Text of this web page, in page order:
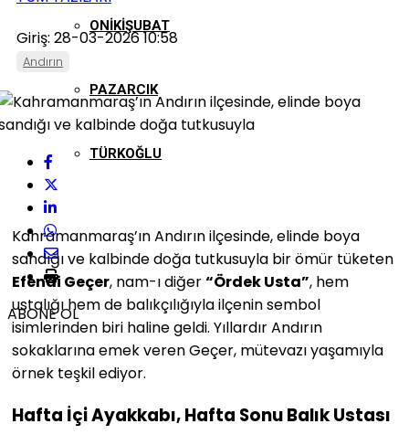
ONIKIŞUBAT
PAZARCIK
TÜRKOĞLU
Giriş: 28-03-2026 10:58
Andırın
ABONE OL
Kahramanmaraş’ın Andırın ilçesinde, elinde boya
sandığı ve kalbinde doğa tutkusuyla bir ömür tüketen
Efendi Geçer, nam-ı diğer“Ördek Usta”, hem
ustalığı hem de balıkçılığıyla ilçenin sembol
isimlerinden biri haline geldi. Yıllardır Andırın
sokaklarına emek veren Geçer, mütevazı yaşamıyla
örnek teşkil ediyor.
Hafta İçi Ayakkabı, Hafta Sonu Balık Ustası